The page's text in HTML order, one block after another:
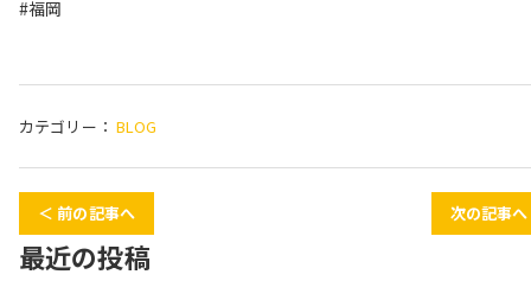
#福岡
カテゴリー： BLOG
＜ 前の記事へ 次の記事
最近の投稿